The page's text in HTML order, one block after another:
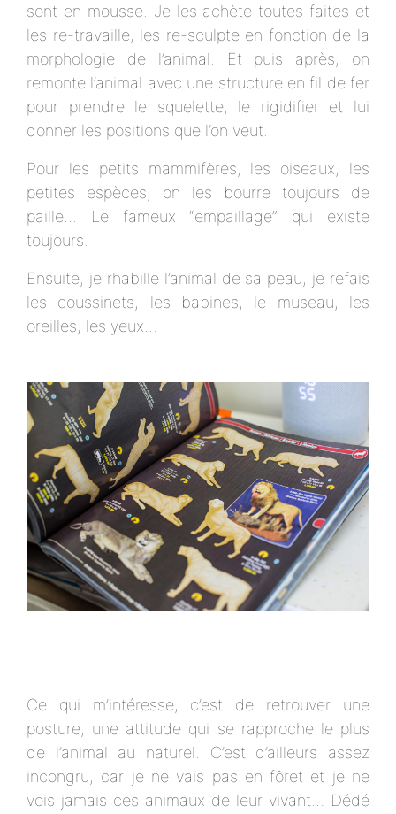
sont en mousse. Je les achète toutes faites et
les re-travaille, les re-sculpte en fonction de la
morphologie de l’animal. Et puis après, on
remonte l’animal avec une structure en fil de fer
pour prendre le squelette, le rigidifier et lui
donner les positions que l’on veut.
Pour les petits mammifères, les oiseaux, les
petites espèces, on les bourre toujours de
paille... Le fameux “empaillage” qui existe
toujours.
Ensuite, je rhabille l’animal de sa peau, je refais
les coussinets, les babines, le museau, les
oreilles, les yeux…
Ce qui m’intéresse, c’est de retrouver une
posture, une attitude qui se rapproche le plus
de l’animal au naturel. C’est d’ailleurs assez
incongru, car je ne vais pas en fôret et je ne
vois jamais ces animaux de leur vivant… Dédé